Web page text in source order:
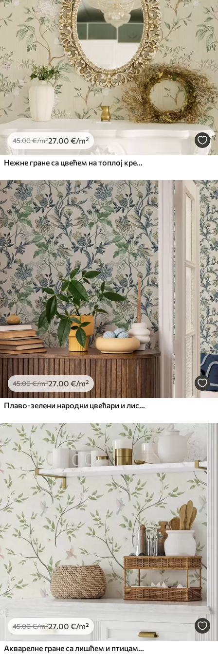
Доступни материјали
Standard
45.0027 .00 €/m²
Premium
56.67 €
Premium Vinil
65.00 € /m²
45.00€/m²27.00 €/m²
Нежне гране са цвећем на топлој кремастој позадини
45.00€/m²27.00 €/m²
Плаво-зелени народни цвећари и листови на кремастој подлози
45.00€/m²27.00 €/m²
Акварелне гране са лишћем и птицама на светлом тлу